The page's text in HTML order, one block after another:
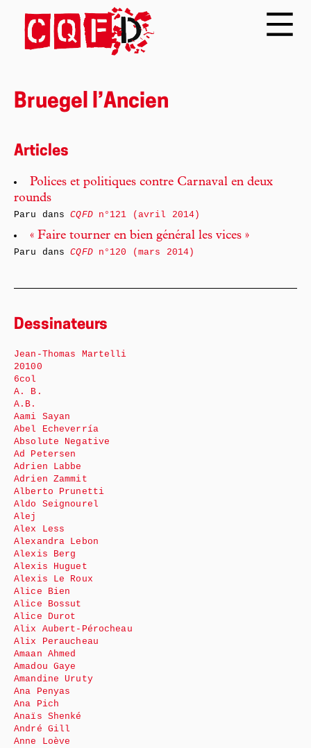
Bruegel l’Ancien
Articles
Polices et politiques contre Carnaval en deux
rounds
Paru dansCQFDn°121 (avril 2014)
« Faire tourner en bien général les vices »
Paru dansCQFDn°120 (mars 2014)
Dessinateurs
Jean-Thomas Martelli
20100
6col
A. B.
A.B.
Aami Sayan
Abel Echeverría
Absolute Negative
Ad Petersen
Adrien Labbe
Adrien Zammit
Alberto Prunetti
Aldo Seignourel
Alej
Alex Less
Alexandra Lebon
Alexis Berg
Alexis Huguet
Alexis Le Roux
Alice Bien
Alice Bossut
Alice Durot
Alix Aubert-Pérocheau
Alix Peraucheau
Amaan Ahmed
Amadou Gaye
Amandine Uruty
Ana Penyas
Ana Pich
Anaïs Shenké
André Gill
Anne Loève